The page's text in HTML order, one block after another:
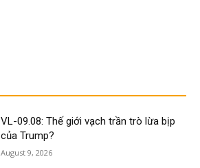
VL-09.08: Thế giới vạch trần trò lừa bịp
của Trump?
August 9, 2026